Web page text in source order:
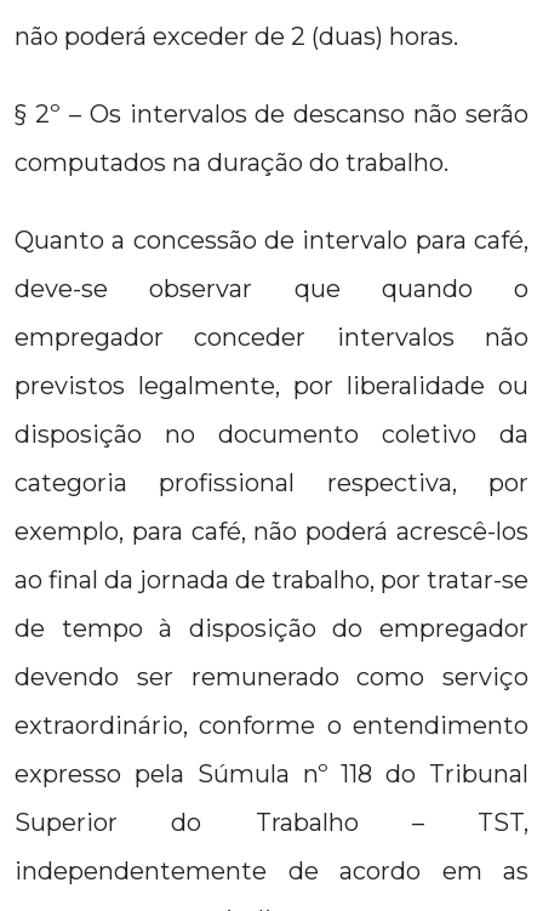
não poderá exceder de 2 (duas) horas.
§ 2º – Os intervalos de descanso não serão
computados na duração do trabalho.
Quanto a concessão de intervalo para café,
deve-se observar que quando o
empregador conceder intervalos não
previstos legalmente, por liberalidade ou
disposição no documento coletivo da
categoria profissional respectiva, por
exemplo, para café, não poderá acrescê-los
ao final da jornada de trabalho, por tratar-se
de tempo à disposição do empregador
devendo ser remunerado como serviço
extraordinário, conforme o entendimento
expresso pela Súmula nº 118 do Tribunal
Superior do Trabalho – TST,
independentemente de acordo em as